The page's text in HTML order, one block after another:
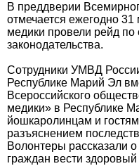
В преддверии
отмечается ежегодно
медики провели рейд
законодательства.
Сотрудники УМВД
Республике Марий Эл
Всероссийского
медики» в Республике
йошкаролинцам и
разъяснением
Волонтеры рассказали
граждан вести